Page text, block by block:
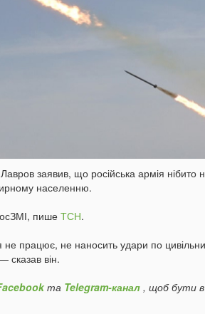
заявив, що російська армія нібито
населенню.
пише ТСН.
не працює, не наносить удари по
він.
та Telegram-канал , щоб бути в